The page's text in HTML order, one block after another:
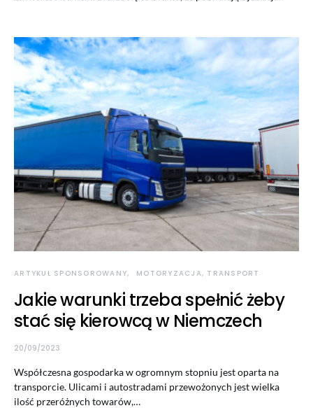
ARTYKUŁ SPONSOROWANY MOTORYZACJA, TRANSPORT
Jakie warunki trzeba spełnić żeby
stać się kierowcą w Niemczech
20/09/2023
Współczesna gospodarka w ogromnym stopniu jest oparta na
transporcie. Ulicami i autostradami przewożonych jest wielka
ilość przeróżnych towarów,…